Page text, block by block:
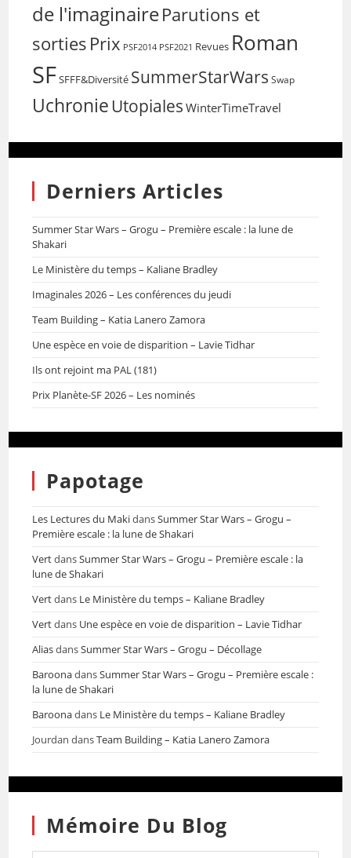
de l'imaginaireParutions et
sorties Prix PSF2014 PSF2021 Revues Roman
SFSFFF&Diversité SummerStarWars Swap
Uchronie Utopiales WinterTimeTravel
Derniers Articles
Summer Star Wars – Grogu – Première escale : la lune de
Shakari
Le Ministère du temps – Kaliane Bradley
Imaginales 2026 – Les conférences du jeudi
Team Building – Katia Lanero Zamora
Une espèce en voie de disparition – Lavie Tidhar
Ils ont rejoint ma PAL (181)
Prix Planète-SF 2026 – Les nominés
Papotage
Les Lectures du MakidansSummer Star Wars – Grogu –
Première escale : la lune de Shakari
VertdansSummer Star Wars – Grogu – Première escale : la
lune de Shakari
Vertdans Le Ministère du temps – Kaliane Bradley
Vertdans Une espèce en voie de disparition – Lavie Tidhar
AliasdansSummer Star Wars – Grogu – Décollage
BaroonadansSummer Star Wars – Grogu – Première escale :
la lune de Shakari
Baroonadans Le Ministère du temps – Kaliane Bradley
Jourdan dansTeam Building – Katia Lanero Zamora
Mémoire Du Blog